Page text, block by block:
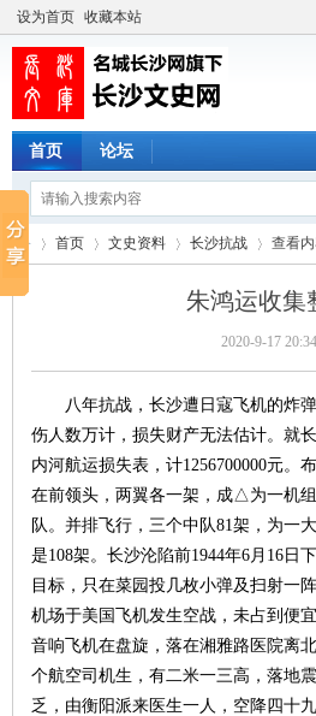
设为首页 收藏本站
首页 论坛
首页 文史资料 长沙抗战
›
查看
朱鸿运收集
2020-9-17 20:34
八年抗战，长沙遭日寇飞机的炸弹
伤人数万计，损失财产无法估计。就
内河航运损失表，计1256700000元。
在前领头，两翼各一架，成△为一机
队。并排飞行，三个中队81架，为一
是108架。长沙沦陷前1944年6月16日
目标，只在菜园投几枚小弹及扫射一
机场于美国飞机发生空战，未占到便
音响飞机在盘旋，落在湘雅路医院离
个航空司机生，有二米一三高，落地
乏，由衡阳派来医生一人，空降四十